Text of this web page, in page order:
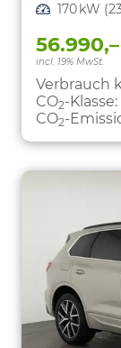
Leistung 170 kW
incl. 19% MwSt.
Verbrauch
CO2-Klasse:
CO2-